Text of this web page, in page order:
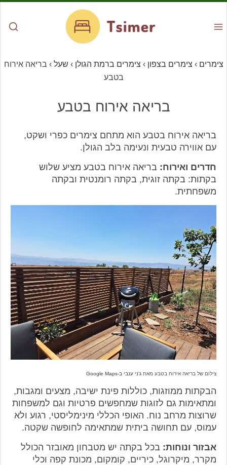
צימרים › צימרים בצפון › צימרים ברמת הגולן › שעל › בריאה אירוח
בטבע
בריאה אירוח בטבע
בריאה אירוח בטבע הוא מתחם צימרים כפרי ושקט,
עם אווירה טבעית ונעימה בלב הגולן.
חדרים ואירוח: בריאה אירוח בטבע מציע שלוש
בקתות: בקתה זוגית, בקתה רומנטית ובקתה
משפחתית.
צילום של בריאה אירוח בטבע מאת ג'ני ענבי ב-Google Maps
הבקתות ממוזגות, כוללות פינת ישיבה, מצעים ומגבות,
ומתאימות גם לזוגות שמחפשים פרטיות וגם למשפחות
שרוצות מרחב נוח. האופי הכללי מינימליסטי, רגוע ולא
עמוס, עם תחושה ביתית שמתאימה לחופשה שקטה.
אבזור ונוחות: בכל בקתה יש מטבחון מאובזר הכולל
מקרר, מיקרוגל, כיריים, קומקום, מכונת קפה וכלי